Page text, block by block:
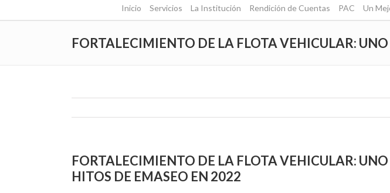
Inicio Servicios La Institución Rendición de Cuentas PAC Un
FORTALECIMIENTO DE LA FLOTA VEHICULAR:
FORTALECIMIENTO DE LA FLOTA VEHICULAR: UNO
HITOS DE EMASEO EN 2022